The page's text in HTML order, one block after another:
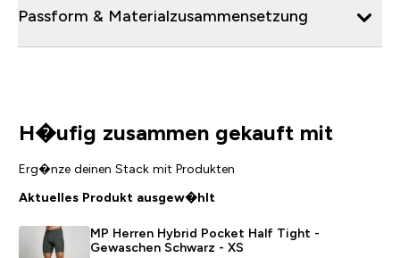
Passform & Materialzusammensetzung
H�ufig zusammen gekauft mit
Erg�nze deinen Stack mit Produkten
Aktuelles Produkt ausgew�hlt
MP Herren Hybrid Pocket Half Tight -
Gewaschen Schwarz - XS